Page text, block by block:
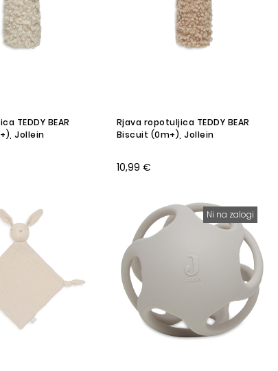
TEDDY BEAR
Jollein
Rjava ropotuljica TEDDY BEAR
Biscuit (0m+), Jollein
10,99 €
Ni na zalogi